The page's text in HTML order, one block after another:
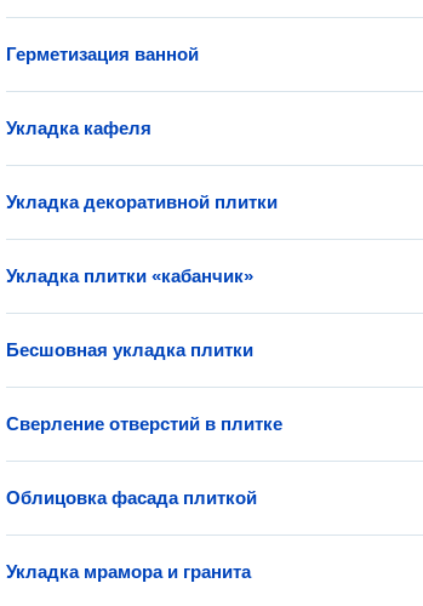
Герметизация ванной
Укладка кафеля
Укладка декоративной плитки
Укладка плитки «кабанчик»
Бесшовная укладка плитки
Сверление отверстий в плитке
Облицовка фасада плиткой
Укладка мрамора и гранита